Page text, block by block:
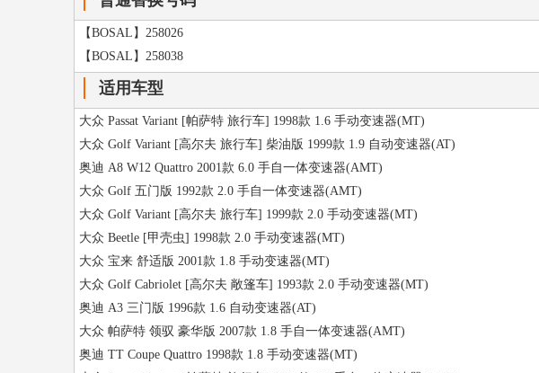
【捷豹,路虎】FN106041J
【通用,别克,雪佛兰,凯迪拉克,悍马,欧宝,萨博】2064884
【捷豹,路虎】NH604041L
【沃尔沃】948645
【沃尔沃】3291519
【斯巴鲁】902170017
【罗孚】NTC1966
【奥迪,大众,斯柯达,西雅特,布加迪】N01100818
【奥迪,大众,斯柯达,西雅特,布加迪】N90886601
【奥迪,大众,斯柯达,西雅特,布加迪】NR14048717
【奔驰,精灵,迈巴赫】A1299900458
【BOSAL】258026
【BOSAL】258038
适用车型
大众 Passat Variant [帕萨特 旅行车] 1998款 1.6 手动变速器(MT)
大众 Golf Variant [高尔夫 旅行车] 柴油版 1999款 1.9 自动变速器(AT)
奥迪 A8 W12 Quattro 2001款 6.0 手自一体变速器(AMT)
大众 Golf 五门版 1992款 2.0 手自一体变速器(AMT)
大众 Golf Variant [高尔夫 旅行车] 1999款 2.0 手动变速器(MT)
大众 Beetle [甲壳虫] 1998款 2.0 手动变速器(MT)
大众 宝来 舒适版 2001款 1.8 手动变速器(MT)
大众 Golf Cabriolet [高尔夫 敞篷车] 1993款 2.0 手动变速器(MT)
奥迪 A3 三门版 1996款 1.6 自动变速器(AT)
大众 帕萨特 领驭 豪华版 2007款 1.8 手自一体变速器(AMT)
奥迪 TT Coupe Quattro 1998款 1.8 手动变速器(MT)